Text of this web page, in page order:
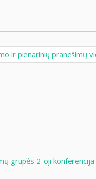
ir plenarinių pranešimų
grupės 2-oji konferencija